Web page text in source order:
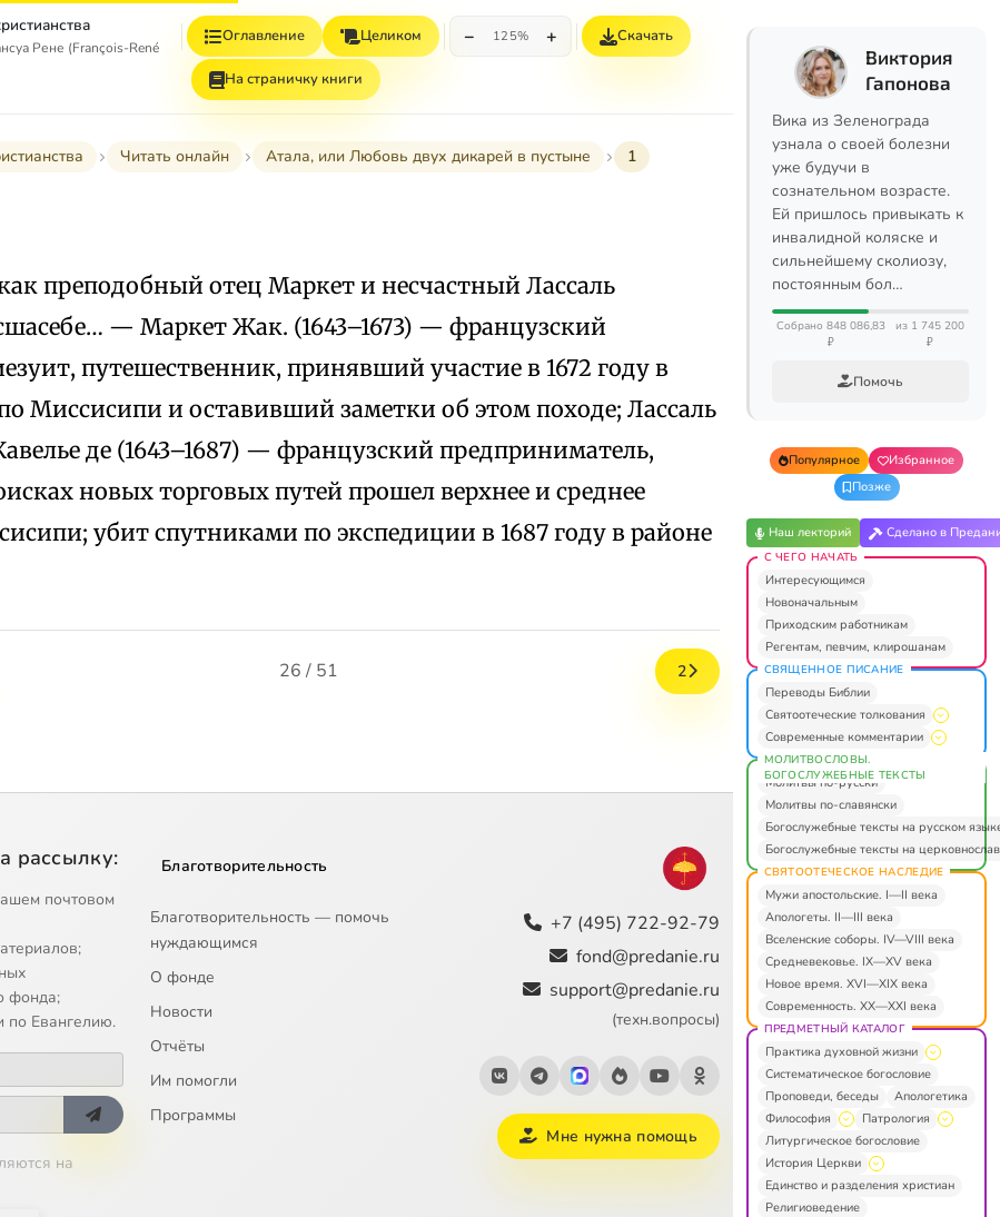
Рене (François-René, vicomte de Chateaubriand)
Оглавление Целиком − 125% + Скачать
На страничку книги
Читать онлайн Атала, или Любовь двух дикарей в пустыне 1
преподобный отец Маркет и несчастный Лассаль
— Маркет Жак. (1643–1673) — французский
путешественник, принявший участие в 1672 году в
Миссисипи и оставивший заметки об этом походе; Лассаль
де (1643–1687) — французский предприниматель,
новых торговых путей прошел верхнее и среднее
убит спутниками по экспедиции в 1687 году в районе
26 / 51 2
рассылку:
почтовом
фонда;
по Евангелию.
на
Благотворительность
Благотворительность — помочь
нуждающимся
О фонде
Новости
Отчёты
Им помогли
Программы
+7 (495) 722-92-79
fond@predanie.ru
support@predanie.ru
(техн.вопросы)
Мне нужна помощь
Виктория
Гапонова
Вика из Зеленограда
узнала о своей болезни
уже будучи в
сознательном возрасте.
Ей пришлось привыкать к
инвалидной коляске и
сильнейшему сколиозу,
постоянным бол…
Собрано 848 086,83
₽
из 1 745 200
₽
Помочь
Популярное
Избранное
Позже
Наш лекторий Сделано в
С ЧЕГО НАЧАТЬ
Интересующимся
Новоначальным
Приходским работникам
Регентам, певчим, клирошанам
СВЯЩЕННОЕ ПИСАНИЕ
Переводы Библии
Святоотеческие толкования
Современные комментарии
МОЛИТВОСЛОВЫ.
БОГОСЛУЖЕБНЫЕ ТЕКСТЫ
Молитвы по-русски
Молитвы по-славянски
Богослужебные тексты на русском
Богослужебные тексты на
СВЯТООТЕЧЕСКОЕ НАСЛЕДИЕ
Мужи апостольские. I—II века
Апологеты. II—III века
Вселенские соборы. IV—VIII века
Средневековье. IX—XV века
Новое время. XVI—XIX века
Современность. XX—XXI века
ПРЕДМЕТНЫЙ КАТАЛОГ
Практика духовной жизни
Систематическое богословие
Проповеди, беседы
Апологетика
Философия
Патрология
Литургическое богословие
История Церкви
Единство и разделения христиан
Религиоведение